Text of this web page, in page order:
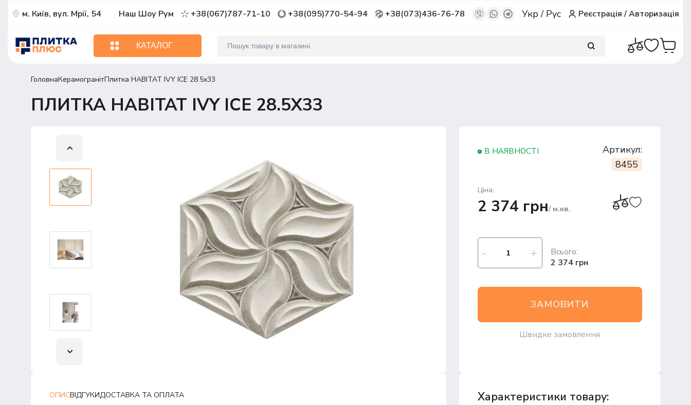
м. Київ, вул. Мрії, 54 Наш Шоу Рум +38(067)787-71-10 +38(095)770-54-94 +38(073)436-76-78 Укр/ Рус Реєстрація/Авторизація
КАТАЛОГ
ГоловнаКерамогранітПлитка HABITAT IVY ICE 28.5х33
ПЛИТКА HABITAT IVY ICE 28.5Х33
В НАЯВНОСТІ
Артикул:
8455
Ціна:
2 374 грн/ м.кв.
Всього:
2 374 грн
ЗАМОВИТИ
Швидке замовлення
ОПИСВІДГУКИДОСТАВКА ТА ОПЛАТА Характеристики товару: